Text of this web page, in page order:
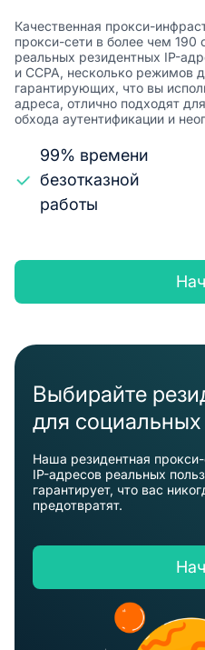
Качественная прокси-
прокси-сети в более чем 190
реальных резидентных IP-
и CCPA, несколько режимов
гарантирующих, что вы
адреса, отлично подходят
обхода аутентификации и
99% времени
безотказной
работы
Выбирайте
для социальных
Наша резидентная
IP-адресов реальных
гарантирует, что вас
предотвратят.